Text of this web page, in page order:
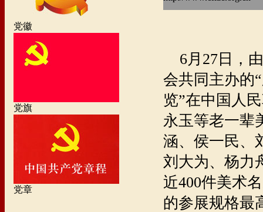
党徽
党旗
党章
6月27日，
会共同主办的
览”在中国人
永玉等老一辈
涵、侯一民、
刘大为、杨力
近400件美术
的参展规格最